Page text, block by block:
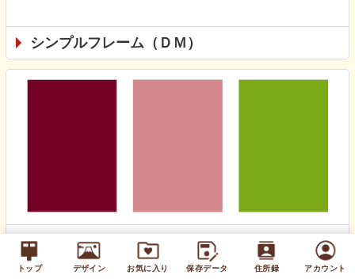
トップ デザイン お気に入り 保存データ 住所録 アカウント
シンプルフレーム（ＤＭ）
無地カラー（通年）